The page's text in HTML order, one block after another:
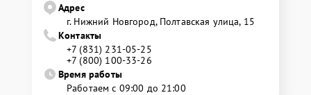
Адрес
г. Нижний Новгород, Полтавская улица, 15
Контакты
+7 (831) 231-05-25
+7 (800) 100-33-26
Время работы
Работаем с 09:00 до 21:00